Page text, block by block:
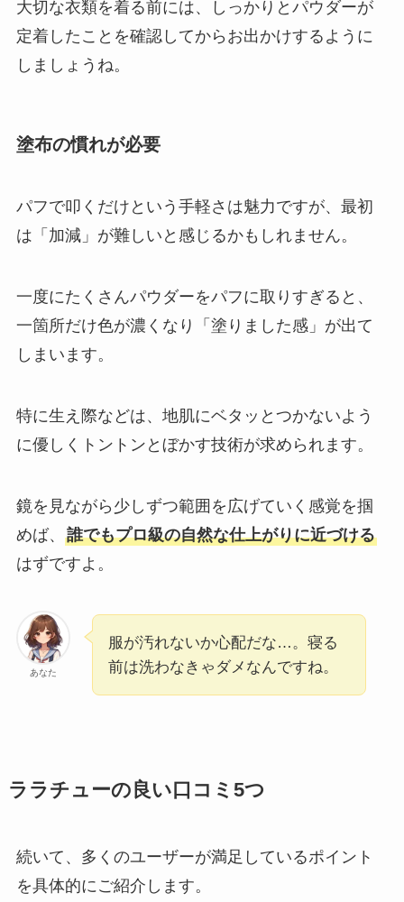
大切な衣類を着る前には、しっかりとパウダーが
定着したことを確認してからお出かけするように
しましょうね。
塗布の慣れが必要
パフで叩くだけという手軽さは魅力ですが、最初
は「加減」が難しいと感じるかもしれません。
一度にたくさんパウダーをパフに取りすぎると、
一箇所だけ色が濃くなり「塗りました感」が出て
しまいます。
特に生え際などは、地肌にベタッとつかないよう
に優しくトントンとぼかす技術が求められます。
鏡を見ながら少しずつ範囲を広げていく感覚を掴
めば、 誰でもプロ級の自然な仕上がりに近づける
はずですよ。
あなた
服が汚れないか心配だな…。寝る
前は洗わなきゃダメなんですね。
ララチューの良い口コミ5つ
続いて、多くのユーザーが満足しているポイント
を具体的にご紹介します。